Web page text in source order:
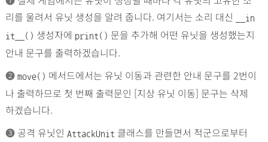
리를 울려서 유닛 생성을 알려 줍니다. 여기서는 소리 대신
__in
it__() 생성자에 print() 문을 추가해 어떤 유닛을 생성했는지
안내 문구를 출력하겠습니다.
➋ move() 메서드에서는 유닛 이동과 관련한 안내 문구를 2번이
나 출력하므로 첫 번째 출력문인 [지상 유닛 이동] 문구는 삭제
하겠습니다.
➌공격 유닛인 AttackUnit 클래스를 만들면서 적군으로부터